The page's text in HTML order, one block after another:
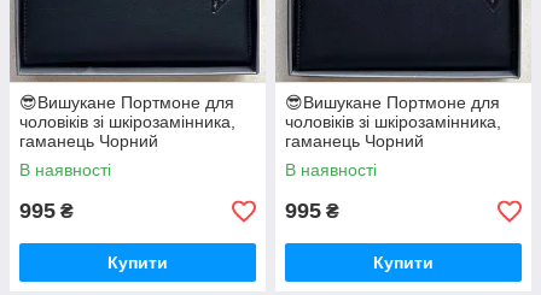
😎Вишукане Портмоне для
чоловіків зі шкірозамінника,
гаманець Чорний
В наявності
995 ₴
Купити
😎Вишукане Портмоне для
чоловіків зі шкірозамінника,
гаманець Чорний
В наявності
995 ₴
Купити